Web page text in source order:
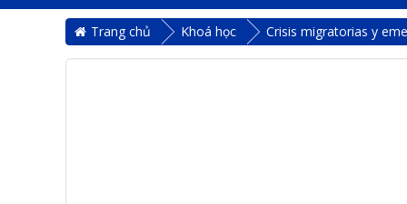
Trang chủ Khoá học Crisis migratorias y